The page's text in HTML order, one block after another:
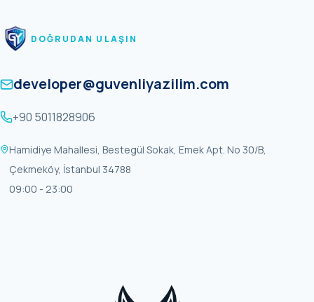
DOĞRUDAN ULAŞIN
developer@guvenliyazilim.com
+90 5011828906
Hamidiye Mahallesi, Bestegül Sokak, Emek Apt. No 30/B,
Çekmeköy, İstanbul 34788
09:00 - 23:00